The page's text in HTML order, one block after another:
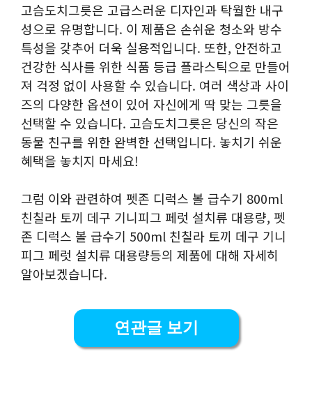
고슴도치그릇은 고급스러운 디자인과 탁월한 내구
성으로 유명합니다. 이 제품은 손쉬운 청소와 방수
특성을 갖추어 더욱 실용적입니다. 또한, 안전하고
건강한 식사를 위한 식품 등급 플라스틱으로 만들어
져 걱정 없이 사용할 수 있습니다. 여러 색상과 사이
즈의 다양한 옵션이 있어 자신에게 딱 맞는 그릇을
선택할 수 있습니다. 고슴도치그릇은 당신의 작은
동물 친구를 위한 완벽한 선택입니다. 놓치기 쉬운
혜택을 놓치지 마세요!
그럼 이와 관련하여 펫존 디럭스 볼 급수기 800ml
친칠라 토끼 데구 기니피그 페럿 설치류 대용량, 펫
존 디럭스 볼 급수기 500ml 친칠라 토끼 데구 기니
피그 페럿 설치류 대용량등의 제품에 대해 자세히
알아보겠습니다.
연관글 보기